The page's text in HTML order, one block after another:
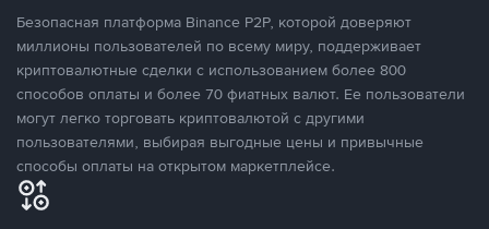
Безопасная платформа Binance P2P, которой доверяют
миллионы пользователей по всему миру, поддерживает
криптовалютные сделки с использованием более 800
способов оплаты и более 70 фиатных валют. Ее пользователи
могут легко торговать криптовалютой с другими
пользователями, выбирая выгодные цены и привычные
способы оплаты на открытом маркетплейсе.